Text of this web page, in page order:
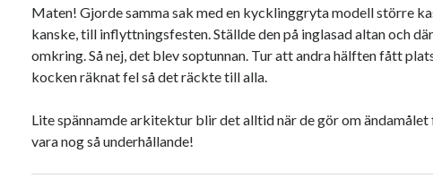
Maten! Gjorde samma sak med en kycklinggryta modell större
kanske, till inflyttningsfesten. Ställde den på inglasad altan och
omkring. Så nej, det blev soptunnan. Tur att andra hälften fått
kocken räknat fel så det räckte till alla.
Lite spännamde arkitektur blir det alltid när de gör om ändamålet
vara nog så underhållande!